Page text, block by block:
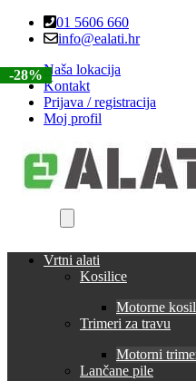
Skip
Skip
01 5606 660
info@ealati.hr
Naša lokacija
Kontakt
Prijava / registracija
Moj profil
Vrtni alati
Kosilice
Motorne
Trimeri za travu
Motorni
Lančane pile
-30%
-28%